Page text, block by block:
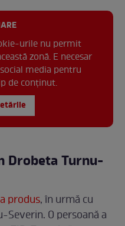
urile nu permit
zonă. E necesar
media pentru
de conținut.
Drobeta Turnu-
produs, în urmă cu
Severin. O persoană a